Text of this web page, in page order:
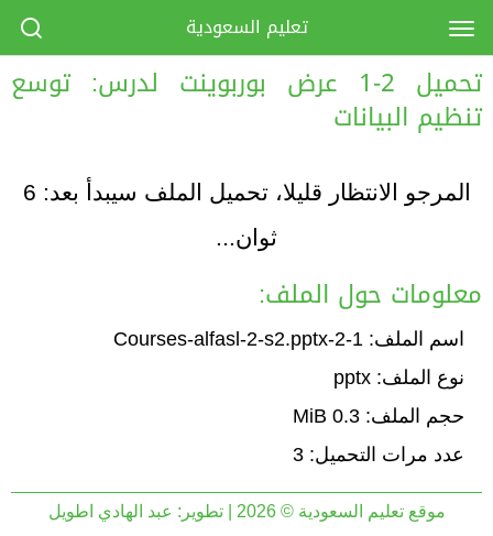
تحميل 2-1 عرض بوربوينت لدرس: توسع
تنظيم البيانات
المرجو الانتظار قليلا، تحميل الملف سيبدأ بعد: 6
ثوان...
معلومات حول الملف:
اسم الملف: 1-2-Courses-alfasl-2-s2.pptx
نوع الملف: pptx
حجم الملف: 0.3 MiB
عدد مرات التحميل: 3
موقع تعليم السعودية © 2026 | تطوير: عبد الهادي اطويل
تعليم السعودية